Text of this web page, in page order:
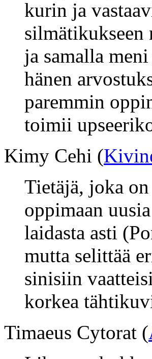
kurin ja
silmätikukseen
ja samalla
hänen
paremmin
toimii
Kimy Cehi (
Tietäjä, joka
oppimaan
laidasta asti
mutta selittää
sinisiin
korkea
Timaeus Cytorat (